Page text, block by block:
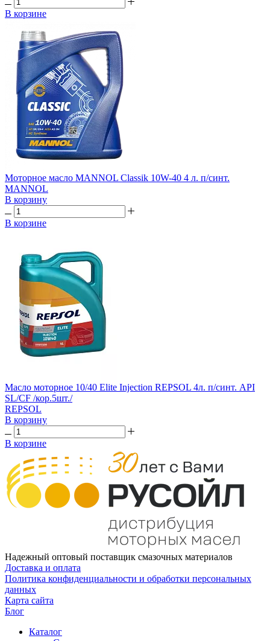
В корзине
Моторное масло MANNOL Classik 10W-40 4 л. п/синт.
MANNOL
В корзину
В корзине
Масло моторное 10/40 Elite Injection REPSOL 4л. п/синт. API
SL/CF /кор.5шт./
REPSOL
В корзину
В корзине
Надежный оптовый поставщик смазочных материалов
Доставка и оплата
Политика конфиденциальности и обработки персональных
данных
Карта сайта
Блог
Каталог